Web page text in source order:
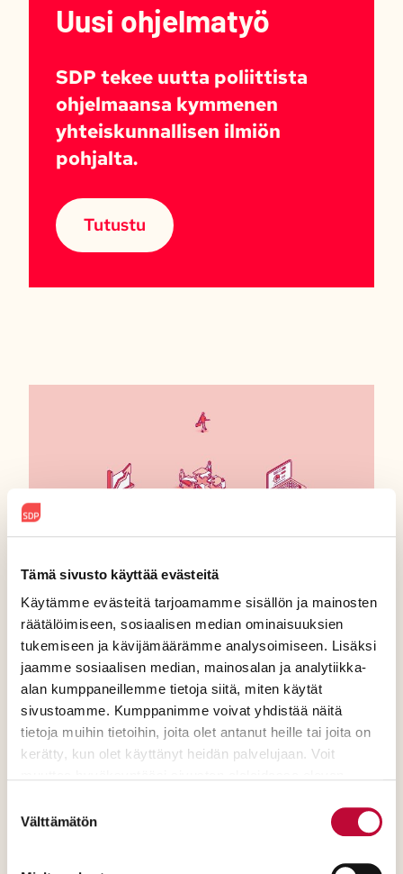
Tämä sivusto käyttää evästeitä
Käytämme evästeitä tarjoamamme sisällön ja mainosten
räätälöimiseen, sosiaalisen median ominaisuuksien
tukemiseen ja kävijämäärämme analysoimiseen. Lisäksi
jaamme sosiaalisen median, mainosalan ja analytiikka-
alan kumppaneillemme tietoja siitä, miten käytät
sivustoamme. Kumppanimme voivat yhdistää näitä
tietoja muihin tietoihin, joita olet antanut heille tai joita on
kerätty, kun olet käyttänyt heidän palvelujaan. Voit
valinta
Välttämätön
Uusi ohjelmatyö
SDP tekee uutta poliittista
ohjelmaansa kymmenen
yhteiskunnallisen ilmiön
pohjalta.
Tutustu
SDP:n keinopaketti
tuottavuuden
vauhdittamiseksi
SDP esittää kahdeksan
julkisella että yksityisellä